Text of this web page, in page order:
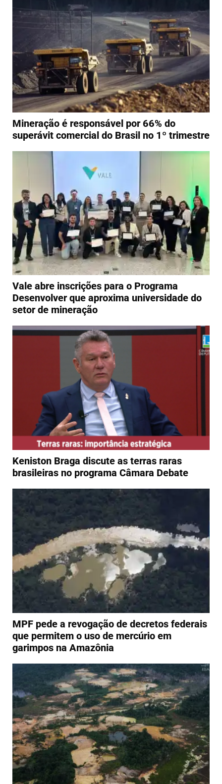
Mineração é responsável por 66% do
superávit comercial do Brasil no 1º trimestre
Vale abre inscrições para o Programa
Desenvolver que aproxima universidade do
setor de mineração
Keniston Braga discute as terras raras
brasileiras no programa Câmara Debate
MPF pede a revogação de decretos federais
que permitem o uso de mercúrio em
garimpos na Amazônia